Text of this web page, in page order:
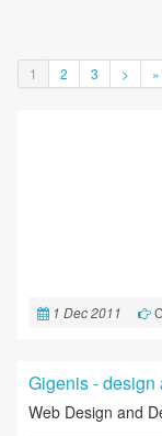
1 2 3 > »
1 Dec 2011
Gigenis - design
Web Design and